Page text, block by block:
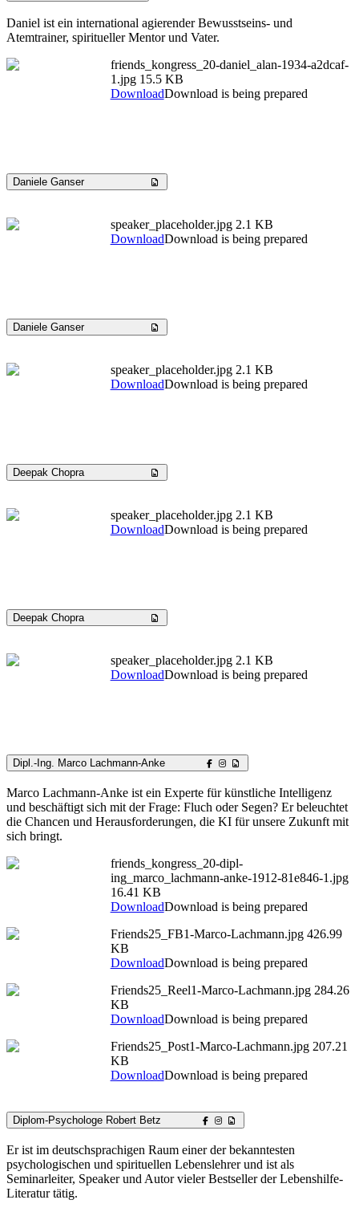
Daniel ist ein international agierender Bewusstseins- und
Atemtrainer, spiritueller Mentor und Vater.
friends_kongress_20-daniel_alan-1934-a2dcaf-
1.jpg 15.5 KB
DownloadDownload is being prepared
Daniele Ganser
speaker_placeholder.jpg 2.1 KB
DownloadDownload is being prepared
Daniele Ganser
speaker_placeholder.jpg 2.1 KB
DownloadDownload is being prepared
Deepak Chopra
speaker_placeholder.jpg 2.1 KB
DownloadDownload is being prepared
Deepak Chopra
speaker_placeholder.jpg 2.1 KB
DownloadDownload is being prepared
Dipl.-Ing. Marco Lachmann-Anke
Marco Lachmann-Anke ist ein Experte für künstliche Intelligenz
und beschäftigt sich mit der Frage: Fluch oder Segen? Er beleuchtet
die Chancen und Herausforderungen, die KI für unsere Zukunft mit
sich bringt.
friends_kongress_20-dipl-
ing_marco_lachmann-anke-1912-81e846-1.jpg
16.41 KB
DownloadDownload is being prepared
Friends25_FB1-Marco-Lachmann.jpg 426.99
KB
DownloadDownload is being prepared
Friends25_Reel1-Marco-Lachmann.jpg 284.26
KB
DownloadDownload is being prepared
Friends25_Post1-Marco-Lachmann.jpg 207.21
KB
DownloadDownload is being prepared
Diplom-Psychologe Robert Betz
Er ist im deutschsprachigen Raum einer der bekanntesten
psychologischen und spirituellen Lebenslehrer und ist als
Seminarleiter, Speaker und Autor vieler Bestseller der Lebenshilfe-
Literatur tätig.